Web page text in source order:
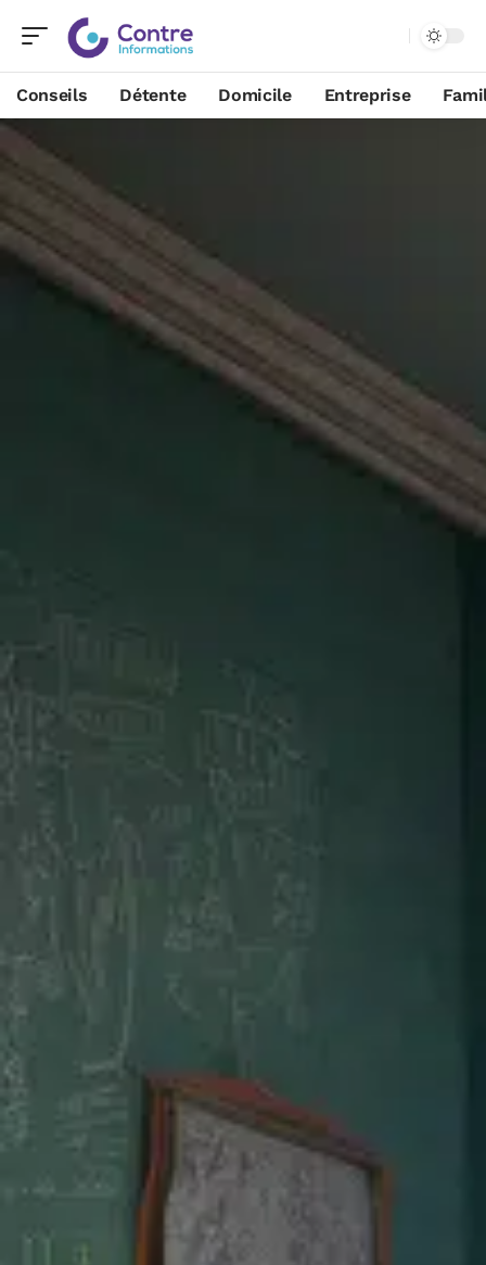
Conseils Détente Domicile Entreprise